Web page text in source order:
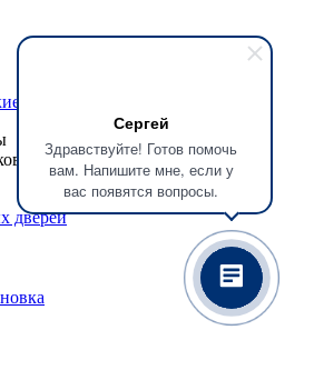
Сергей
Здравствуйте! Готов помочь
вам. Напишите мне, если у
вас появятся вопросы.
двери
дверей